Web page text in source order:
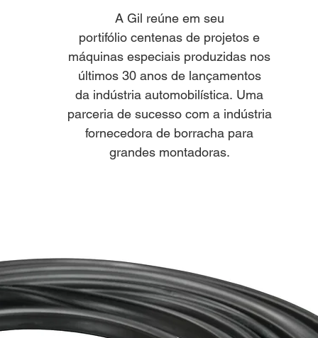
A Gil reúne em seu
portifólio centenas de projetos e
máquinas especiais produzidas nos
últimos 30 anos de lançamentos
da indústria automobilística. Uma
parceria de sucesso com a indústria
fornecedora de borracha para
grandes montadoras.